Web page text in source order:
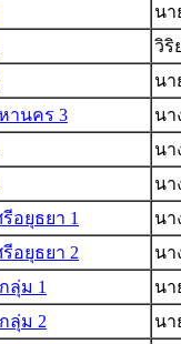
นา
วิริ
นา
านคร 3
นา
นา
นา
อยุธยา 1
นา
อยุธยา 2
นา
ลุ่ม 1
นา
ลุ่ม 2
นา